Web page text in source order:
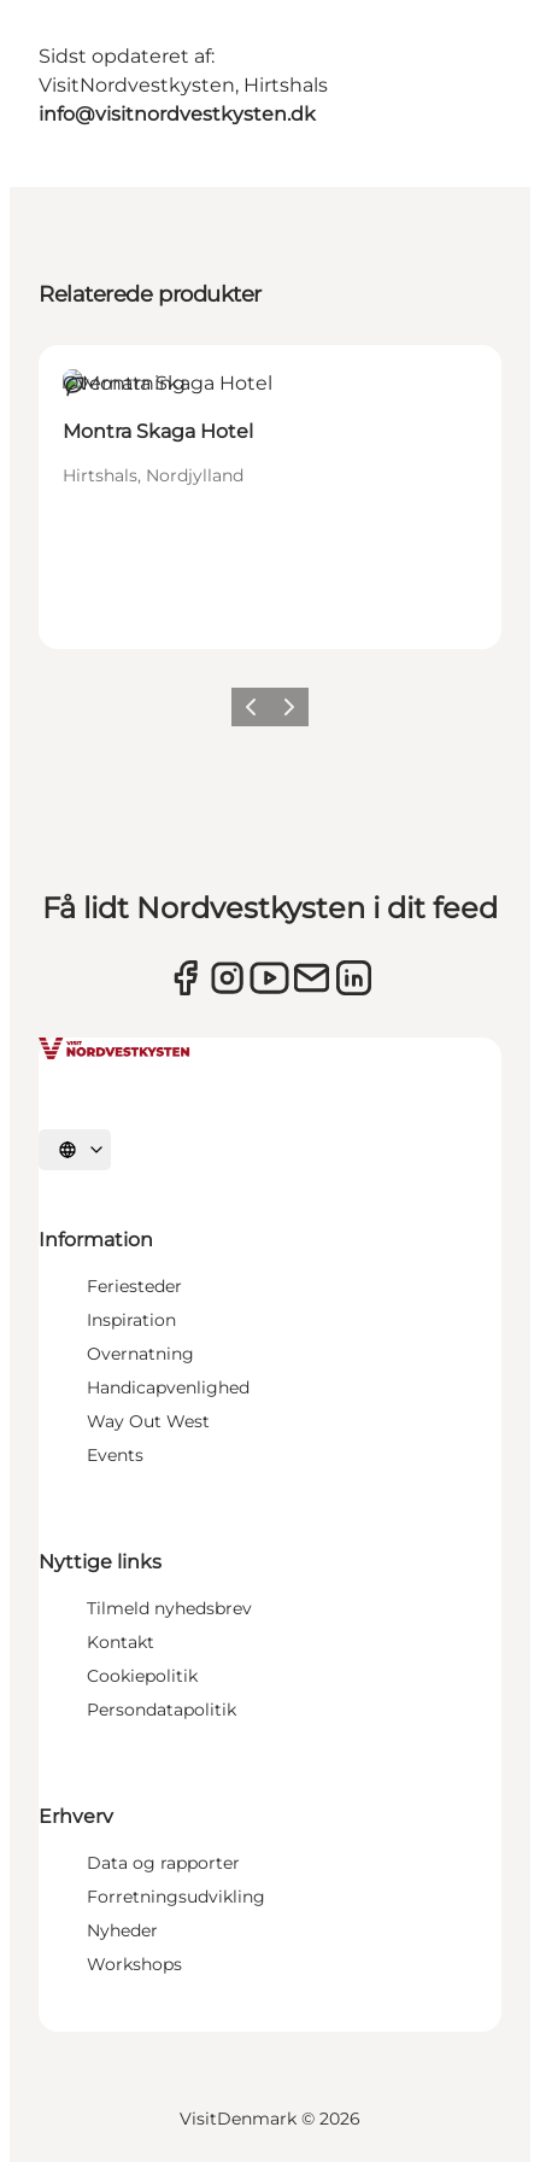
Sidst opdateret af:
VisitNordvestkysten, Hirtshals
info@visitnordvestkysten.dk
Relaterede produkter
Bæredygtige oplevelser
Overnatning
Montra Skaga Hotel
Hirtshals, Nordjylland
ForrigeNæste
Få lidt Nordvestkysten i dit feed
Vælg sprog
Information
Feriesteder
Inspiration
Overnatning
Handicapvenlighed
Way Out West
Events
Nyttige links
Tilmeld nyhedsbrev
Kontakt
Cookiepolitik
Persondatapolitik
Erhverv
Data og rapporter
Forretningsudvikling
Nyheder
Workshops
VisitDenmark © 2026